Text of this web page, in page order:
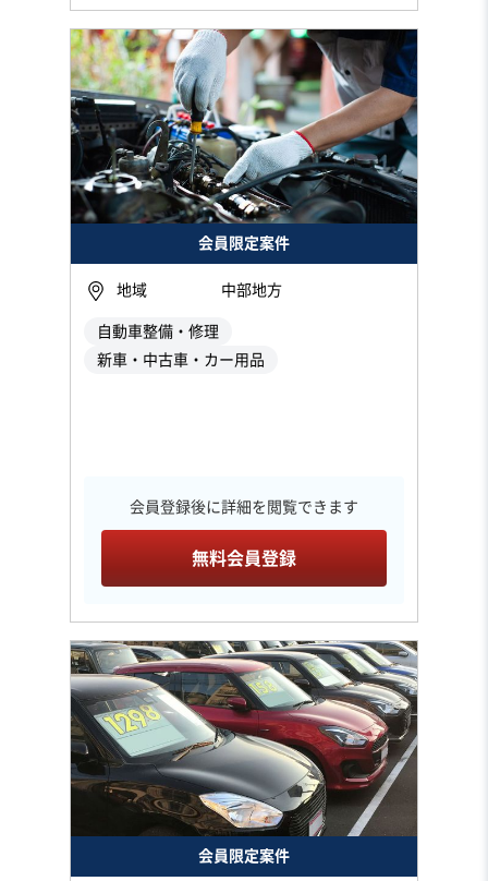
会員限定案件
地域 中部地方
自動車整備・修理
新車・中古車・カー用品
会員登録後に詳細を閲覧できます
無料会員登録
会員限定案件